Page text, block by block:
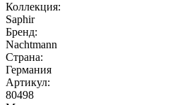
Коллекция:
Saphir
Бренд:
Nachtmann
Страна:
Германия
Артикул:
80498